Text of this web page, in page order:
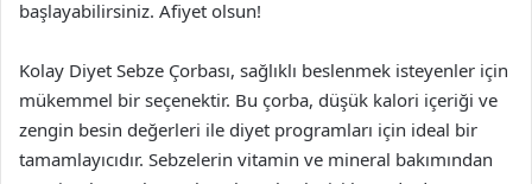
başlayabilirsiniz. Afiyet olsun!
Kolay Diyet Sebze Çorbası, sağlıklı beslenmek isteyenler için
mükemmel bir seçenektir. Bu çorba, düşük kalori içeriği ve
zengin besin değerleri ile diyet programları için ideal bir
tamamlayıcıdır. Sebzelerin vitamin ve mineral bakımından